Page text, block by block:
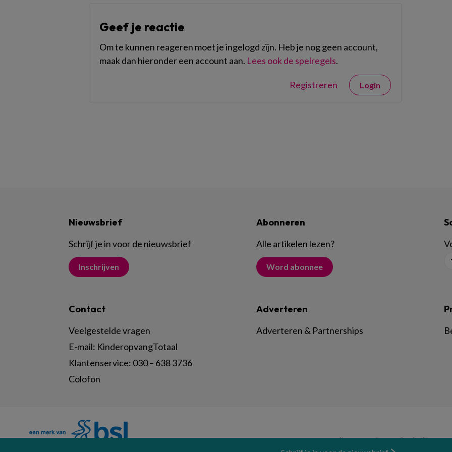
Geef je reactie
Om te kunnen reageren moet je ingelogd zijn. Heb je nog geen account,
maak dan hieronder een account aan. Lees ook de spelregels.
Registreren Login
Nieuwsbrief
Schrijf je in voor de nieuwsbrief
Inschrijven
Abonneren
Alle artikelen lezen?
Word abonnee
Contact
Veelgestelde vragen
E-mail: KinderopvangTotaal
Klantenservice: 030 – 638 3736
Colofon
Adverteren
Adverteren & Partnerships
© BSL Media & Learning, onderdeel van